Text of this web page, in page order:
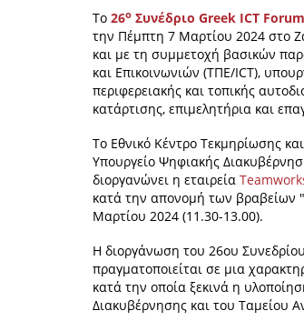
Το 26ο Συνέδριο Greek ICT
την Πέμπτη 7 Μαρτίου 2024 στο
και με τη συμμετοχή βασικών
και Επικοινωνιών (ΤΠΕ/ICT),
περιφερειακής και τοπικής
κατάρτισης, επιμελητήρια και
Το Εθνικό Κέντρο Τεκμηρίωσης
Υπουργείο Ψηφιακής
διοργανώνει η εταιρεία
κατά την απονομή των βραβείων
Μαρτίου 2024 (11.30-13.00).
Η διοργάνωση του 26ου
πραγματοποιείται σε μια
κατά την οποία ξεκινά η
Διακυβέρνησης και του Ταμείου